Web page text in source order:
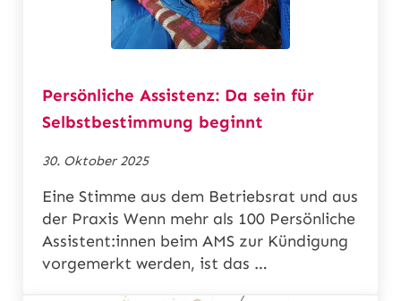
Persönliche Assistenz: Da sein für
Selbstbestimmung beginnt
30. Oktober 2025
Eine Stimme aus dem Betriebsrat und aus
der Praxis Wenn mehr als 100 Persönliche
Assistent:innen beim AMS zur Kündigung
vorgemerkt werden, ist das …